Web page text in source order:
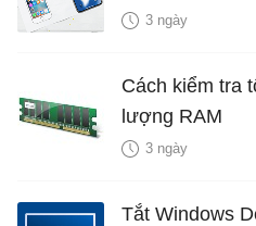
3 ngày
Cách kiểm tra
lượng RAM
3 ngày
Tắt Windows